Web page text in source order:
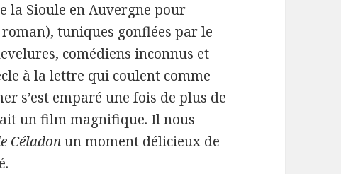
la Sioule en Auvergne pour
tuniques gonflées par le
comédiens inconnus et
à la lettre qui coulent comme
s’est emparé une fois de plus de
un film magnifique. Il nous
Céladonun moment délicieux de